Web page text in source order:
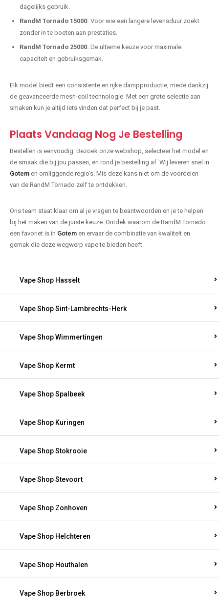
dagelijks gebruik.
RandM Tornado 15000: Voor wie een langere levensduur zoekt
zonder in te boeten aan prestaties.
RandM Tornado 25000: De ultieme keuze voor maximale
capaciteit en gebruiksgemak.
Elk model biedt een consistente en rijke dampproductie, mede dankzij
de geavanceerde mesh-coil technologie. Met een grote selectie aan
smaken kun je altijd iets vinden dat perfect bij je past.
Plaats Vandaag Nog Je Bestelling
Bestellen is eenvoudig. Bezoek onze webshop, selecteer het model en
de smaak die bij jou passen, en rond je bestelling af. Wij leveren snel in
Gotem en omliggende regio's. Mis deze kans niet om de voordelen
van de RandM Tornado zelf te ontdekken.
Ons team staat klaar om al je vragen te beantwoorden en je te helpen
bij het maken van de juiste keuze. Ontdek waarom de RandM Tornado
een favoriet is in Gotem en ervaar de combinatie van kwaliteit en
gemak die deze wegwerp vape te bieden heeft.
Vape Shop Hasselt
Vape Shop Sint-Lambrechts-Herk
Vape Shop Wimmertingen
Vape Shop Kermt
Vape Shop Spalbeek
Vape Shop Kuringen
Vape Shop Stokrooie
Vape Shop Stevoort
Vape Shop Zonhoven
Vape Shop Helchteren
Vape Shop Houthalen
Vape Shop Berbroek